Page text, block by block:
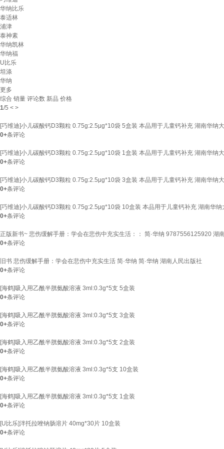
华纳比乐
泰适林
浦津
泰神素
华纳凯林
华纳福
U比乐
坦涤
华纳
更多
综合 销量 评论数 新品 价格
1/5 < >
[巧维迪]小儿碳酸钙D3颗粒 0.75g:2.5μg*10袋 5盒装 本品用于儿童钙补充 湖南华纳
0+条评论
[巧维迪]小儿碳酸钙D3颗粒 0.75g:2.5μg*10袋 1盒装 本品用于儿童钙补充 湖南华纳
0+条评论
[巧维迪]小儿碳酸钙D3颗粒 0.75g:2.5μg*10袋 3盒装 本品用于儿童钙补充 湖南华纳
0+条评论
[巧维迪]小儿碳酸钙D3颗粒 0.75g:2.5μg*10袋 10盒装 本品用于儿童钙补充 湖南华纳
0+条评论
正版新书~ 悲伤缓解手册：学会在悲伤中充实生活：： 简·华纳 9787556125920 湖
0+条评论
旧书 悲伤缓解手册：学会在悲伤中充实生活 简·华纳 简·华纳 湖南人民出版社
0+条评论
[海鹤]吸入用乙酰半胱氨酸溶液 3ml:0.3g*5支 5盒装
0+条评论
[海鹤]吸入用乙酰半胱氨酸溶液 3ml:0.3g*5支 3盒装
0+条评论
[海鹤]吸入用乙酰半胱氨酸溶液 3ml:0.3g*5支 2盒装
0+条评论
[海鹤]吸入用乙酰半胱氨酸溶液 3ml:0.3g*5支 10盒装
0+条评论
[海鹤]吸入用乙酰半胱氨酸溶液 3ml:0.3g*5支 1盒装
0+条评论
[U比乐]泮托拉唑钠肠溶片 40mg*30片 10盒装
0+条评论